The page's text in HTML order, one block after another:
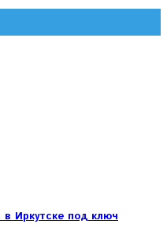
Иркутске под ключ